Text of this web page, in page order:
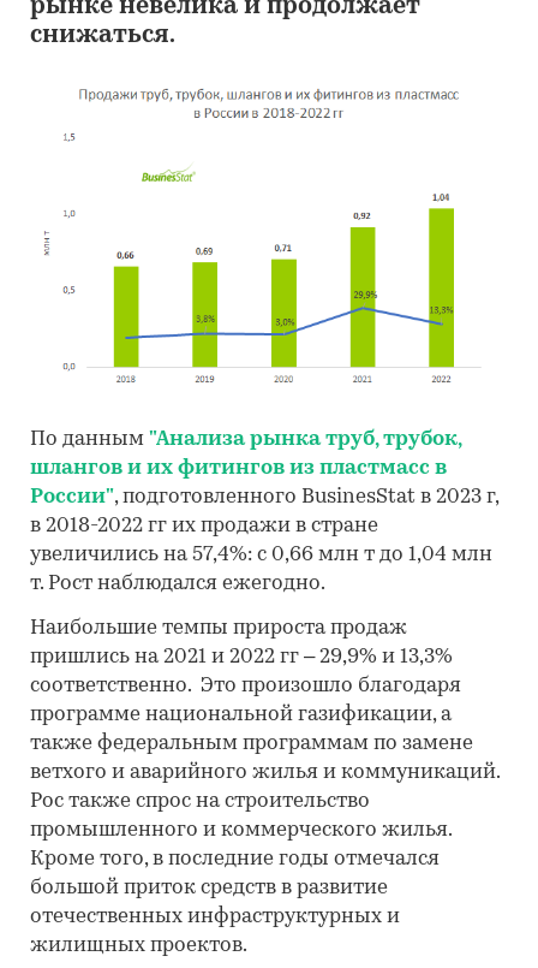
рынке невелика и продолжает
снижаться.
По данным "Анализа рынка труб, трубок,
шлангов и их фитингов из пластмасс в
России", подготовленного BusinesStat в 2023 г,
в 2018-2022 гг их продажи в стране
увеличились на 57,4%: с 0,66 млн т до 1,04 млн
т. Рост наблюдался ежегодно.
Наибольшие темпы прироста продаж
пришлись на 2021 и 2022 гг – 29,9% и 13,3%
соответственно. Это произошло благодаря
программе национальной газификации, а
также федеральным программам по замене
ветхого и аварийного жилья и коммуникаций.
Рос также спрос на строительство
промышленного и коммерческого жилья.
Кроме того, в последние годы отмечался
большой приток средств в развитие
отечественных инфраструктурных и
жилищных проектов.